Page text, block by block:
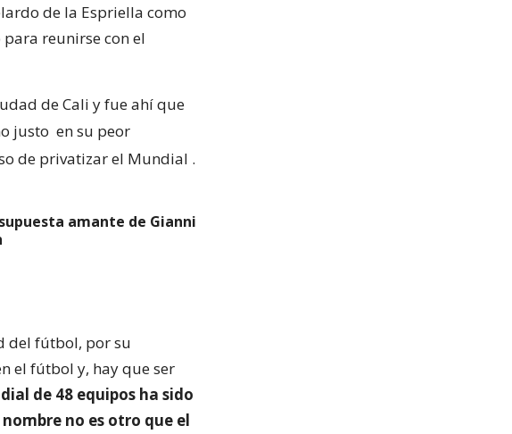
de la Espriella como
reunirse con el
de Cali y fue ahí que
justo en su peor
de privatizar el Mundial .
amante de Gianni
del fútbol, por su
el fútbol y, hay que ser
de 48 equipos ha sido
no es otro que el